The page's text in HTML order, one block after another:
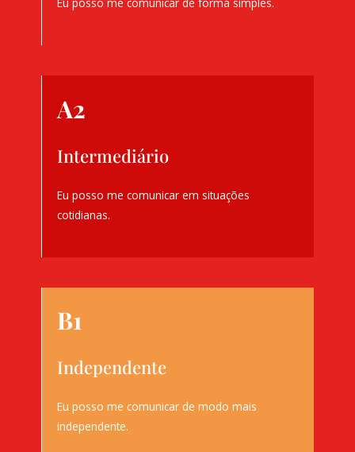
A2
Intermediário
Eu posso me comunicar em situações
cotidianas.
B1
Independente
Eu posso me comunicar de modo mais
independente.